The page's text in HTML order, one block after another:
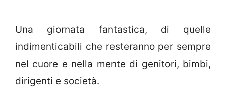
Una giornata fantastica, di quelle
indimenticabili che resteranno per sempre
nel cuore e nella mente di genitori, bimbi,
dirigenti e società.